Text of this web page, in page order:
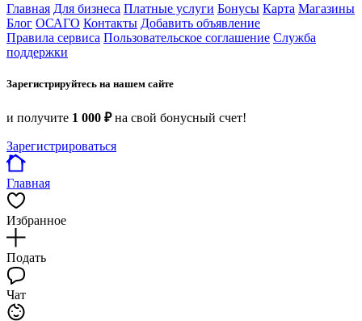
Главная Для бизнеса Платные услуги Бонусы Карта Магазины
Блог ОСАГО Контакты Добавить объявление
Правила сервиса Пользовательское соглашение Служба
поддержки
Зарегистрируйтесь на нашем сайте
и получите 1 000 ₽на свой бонусный счет!
Зарегистрироваться
Главная
Избранное
Подать
Чат